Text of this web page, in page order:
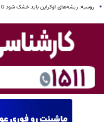
روسیه: ریشه‌های اوکراین باید خشک شود